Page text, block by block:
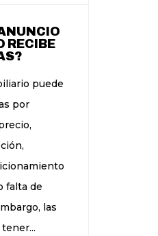
RECIBE
puede
por
falta de
las